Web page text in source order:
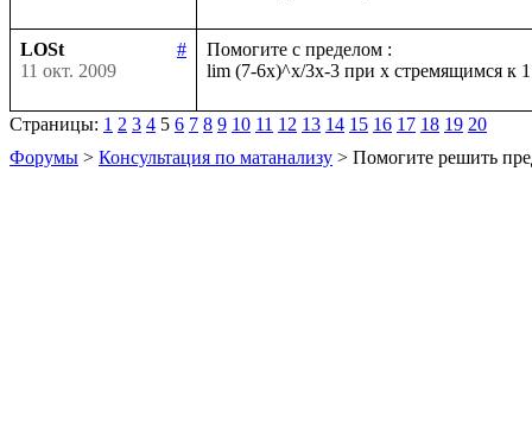
LOSt
#
11 окт. 2009
Помогите с пределом :
Страницы: 1 2 3 4 5 6 7 8 9 10 11 12 13 14 15 16 17 18 19 20
Форумы > Консультация по матанализу > Помогите решить